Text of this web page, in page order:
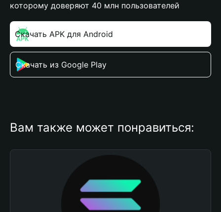
которому доверяют 40 млн пользователей
Скачать APK для Android
Скачать из Google Play
Вам также может понравиться: